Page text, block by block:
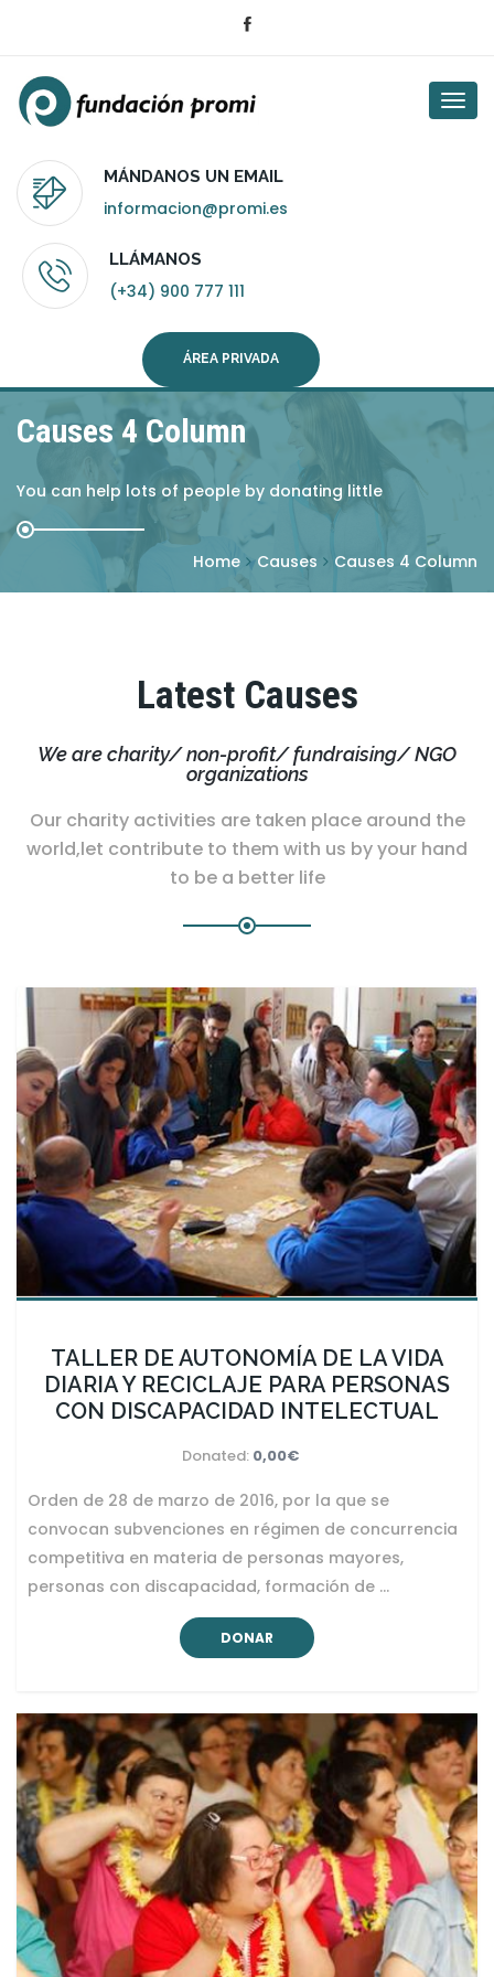
MÁNDANOS UN EMAIL
informacion@promi.es
LLÁMANOS
(+34) 900 777 111
ÁREA PRIVADA
Causes 4 Column
You can help lots of people by donating little
Home Causes Causes 4 Column
Latest Causes
We are charity/ non-profit/ fundraising/ NGO
organizations
Our charity activities are taken place around the
world,let contribute to them with us by your hand
to be a better life
TALLER DE AUTONOMÍA DE LA VIDA
DIARIA Y RECICLAJE PARA PERSONAS
CON DISCAPACIDAD INTELECTUAL
Donated: 0,00€
Orden de 28 de marzo de 2016, por la que se
convocan subvenciones en régimen de concurrencia
competitiva en materia de personas mayores,
personas con discapacidad, formación de …
DONAR